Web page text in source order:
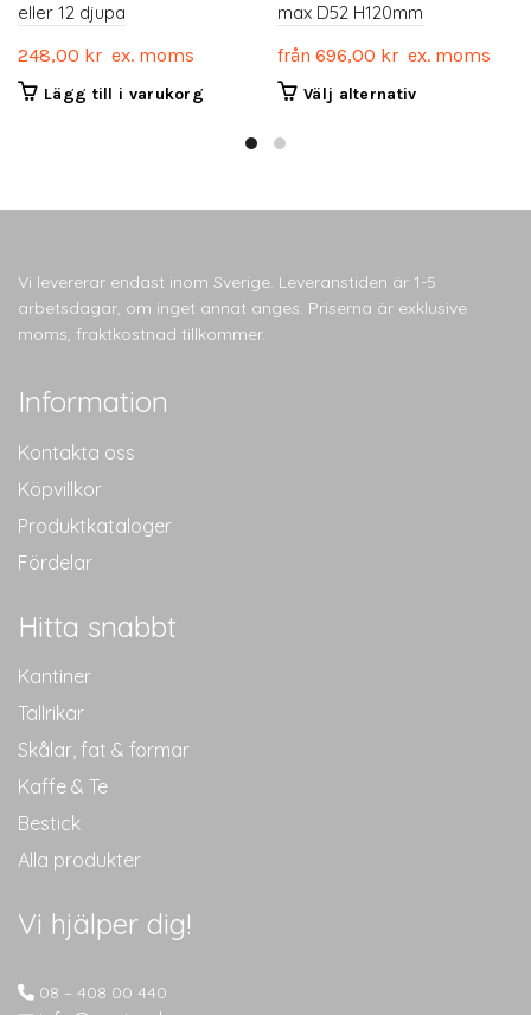
eller 12 djupa
248,00 kr ex. moms
Lägg till i varukorg
max D52 H120mm
från 696,00 kr ex. moms
Välj alternativDen
olika
alternativen
Vi levererar endast inom Sverige. Leveranstiden är 1-5
arbetsdagar, om inget annat anges. Priserna är exklusive
moms, fraktkostnad tillkommer.
Information
Kontakta oss
Köpvillkor
Produktkataloger
Fördelar
Hitta snabbt
Kantiner
Tallrikar
Skålar, fat & formar
Kaffe & Te
Bestick
Alla produkter
Vi hjälper dig!
08 – 408 00 440